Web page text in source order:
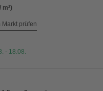
m²)
Markt prüfen
- 18.08.